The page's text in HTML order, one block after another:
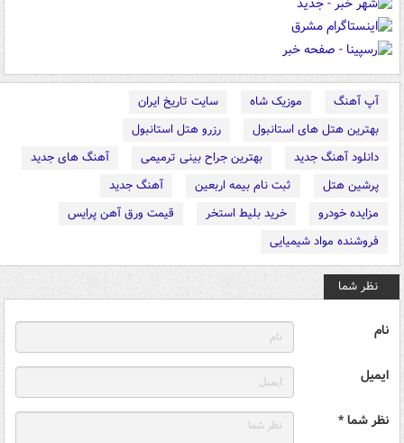
آپ آهنگ موزیک شاه
سایت تاریخ ایران
بهترین هتل های استانبول
رزرو هتل استانبول
دانلود آهنگ جدید
بهترین جراح بینی ترمیمی
آهنگ های جدید
پرشین هتل
ثبت نام بیمه اربعین
آهنگ جدید
مزایده خودرو
خرید بلیط استخر
قیمت ورق آهن پرایس
فروشنده مواد شیمیایی
نظر شما
نام
ایمیل
نظر شما *